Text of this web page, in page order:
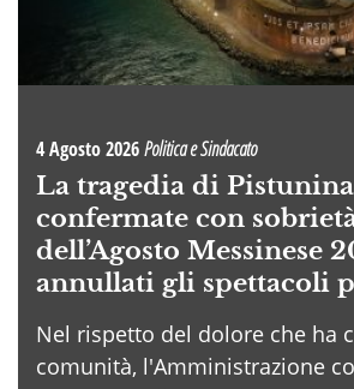
4 Agosto 2026Politica e Sindacato
La tragedia di
confermate con
dell’Agosto Messinese
annullati gli spettacoli
Nel rispetto del dolore che ha
comunità, l'Amministrazione